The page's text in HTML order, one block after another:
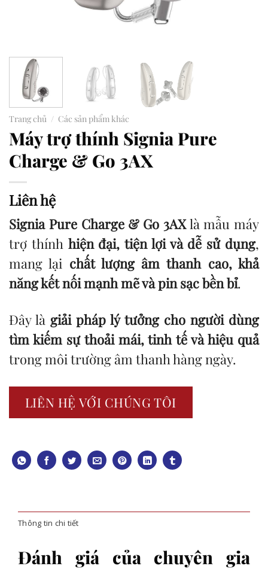
Trang chủ / Các sản phẩm khác
Máy trợ thính Signia Pure
Charge & Go 3AX
Liên hệ
Signia Pure Charge & Go 3AXlà mẫu máy
trợ thính hiện đại, tiện lợi và dễ sử dụng,
mang lại chất lượng âm thanh cao, khả
năng kết nối mạnh mẽ và pin sạc bền bỉ.
Đây là giải pháp lý tưởng cho người dùng
tìm kiếm sự thoải mái, tinh tế và hiệu quả
trong môi trường âm thanh hàng ngày.
LIÊN HỆ VỚI CHÚNG TÔI
Thông tin chi tiết
Đánh giá của chuyên gia